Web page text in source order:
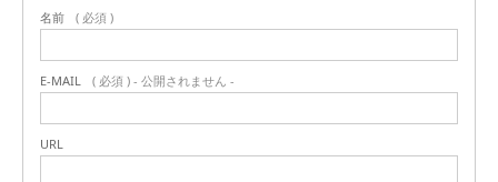
名前 ( 必須 )
E-MAIL ( 必須 ) - 公開されません -
URL